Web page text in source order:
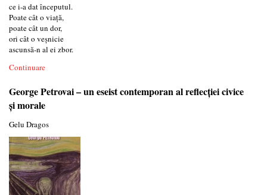
ce i-a dat începutul.
Poate cât o viață,
poate cât un dor,
ori cât o veșnicie
ascunsă-n al ei zbor.
Continuare
George Petrovai – un eseist contemporan al reflecției civice
și morale
Gelu Dragos